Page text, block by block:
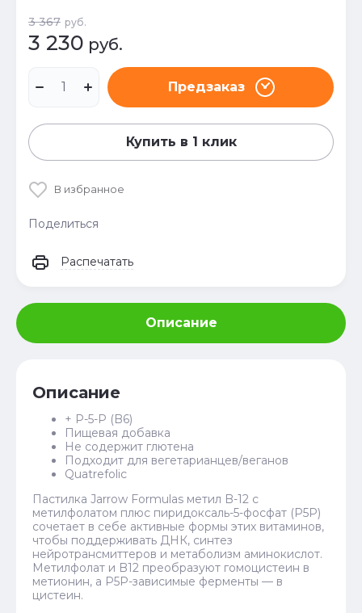
3 367 руб.
3 230 руб.
Предзаказ
Купить в 1 клик
В избранное
Поделиться
Распечатать
Описание
Описание
+ P-5-P (B6)
Пищевая добавка
Не содержит глютена
Подходит для вегетарианцев/веганов
Quatrefolic
Пастилка Jarrow Formulas метил B-12 с
метилфолатом плюс пиридоксаль-5-фосфат (P5P)
сочетает в себе активные формы этих витаминов,
чтобы поддерживать ДНК, синтез
нейротрансмиттеров и метаболизм аминокислот.
Метилфолат и B12 преобразуют гомоцистеин в
метионин, а P5P-зависимые ферменты — в
цистеин.